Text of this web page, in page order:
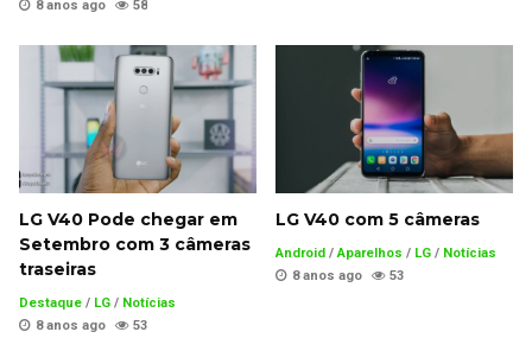
8 anos ago
58
LG V40 Pode chegar em
Setembro com 3 câmeras
traseiras
Destaque / LG / Notícias
8 anos ago
53
LG V40 com 5 câmeras
Android /Aparelhos / LG / Notícias
8 anos ago
53